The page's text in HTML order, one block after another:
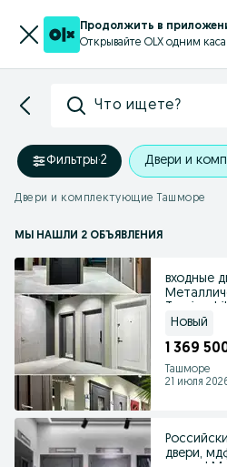
Продолжить в
Открывайте OLX одним
Что ищете?
Фильтры·2 Двери и
Двери и комплектующие Ташморе
МЫ НАШЛИ 2 ОБЪЯВЛЕНИЯ
входные
Новый
1 369
Ташморе
21 июля
двери,